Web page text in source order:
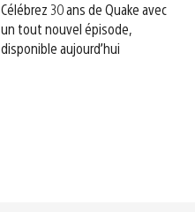
Célébrez 30 ans de Quake avec
un tout nouvel épisode,
disponible aujourd’hui